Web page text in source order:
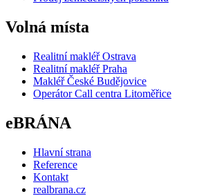
Volná místa
Realitní makléř Ostrava
Realitní makléř Praha
Makléř České Budějovice
Operátor Call centra Litoměřice
eBRÁNA
Hlavní strana
Reference
Kontakt
realbrana.cz